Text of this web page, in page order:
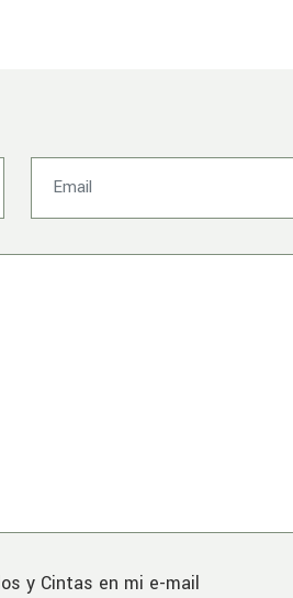
y Cintas en mi e-mail